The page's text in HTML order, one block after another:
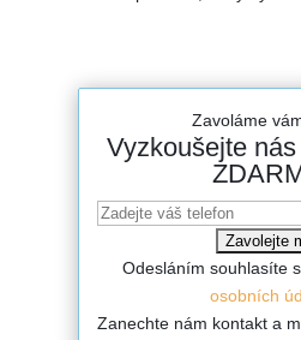
Zavoláme
Vyzkoušejte
Odesláním souhlasíte
osobních
Zanechte nám kontakt a